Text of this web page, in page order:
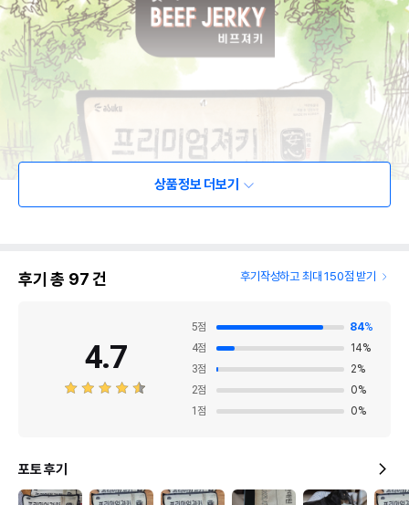
상품정보 더보기
후기 총 97건 후기작성하고 최대 150점 받기
4.7
5점 84%
4점 14%
3점 2%
2점 0%
1 점 0%
포토 후기